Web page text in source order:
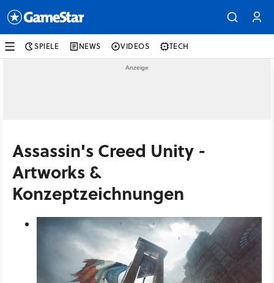
SPIELE NEWS VIDEOS TECH
Assassin's Creed Unity -
Artworks &
Konzeptzeichnungen